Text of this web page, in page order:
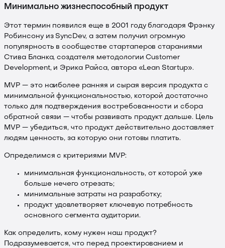
Минимально жизнеспособный продукт
Этот термин появился еще в 2001 году благодаря Фрэнку
Робинсону из SyncDev, а затем получил огромную
популярность в сообществе стартаперов стараниями
Стива Бланка, создателя методологии Customer
Development, и Эрика Райса, автора «Lean Startup».
MVP — это наиболее ранняя и сырая версия продукта с
минимальной функциональностью, которой достаточно
только для подтверждения востребованности и сбора
обратной связи — чтобы развивать продукт дальше. Цель
MVP — убедиться, что продукт действительно доставляет
людям ценность, за которую они готовы платить.
Определимся с критериями MVP:
минимальная функциональность, от которой уже
больше нечего отрезать;
минимальные затраты на разработку;
продукт удовлетворяет ключевую потребность
основного сегмента аудитории.
Как определить, кому нужен наш продукт?
Подразумевается, что перед проектированием и